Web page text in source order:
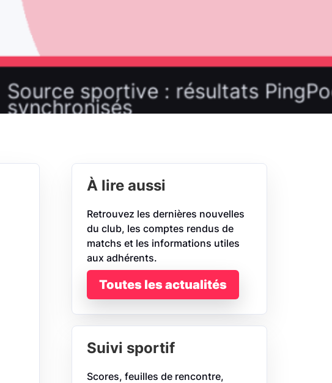
À lire aussi
Retrouvez les dernières nouvelles
du club, les comptes rendus de
matchs et les informations utiles
aux adhérents.
Toutes les actualités
Suivi sportif
Scores, feuilles de rencontre,